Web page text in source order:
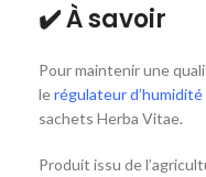
✔️À savoir
Pour maintenir une
lerégulateur d’humidité
sachets Herba Vitae.
Produit issu de